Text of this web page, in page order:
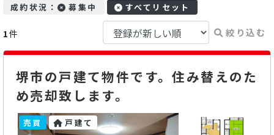
成約状況：
募集中 すべてリセット
1件 絞り込む
堺市の戸建て物件です。住み替えのた
め売却致します。
売買 戸建て